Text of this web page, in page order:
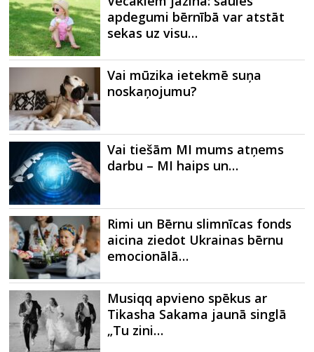
apdegumi bērnībā var atstāt
sekas uz visu…
Vai mūzika ietekmē suņa
noskaņojumu?
Vai tiešām MI mums atņems
darbu – MI haips un…
Rimi un Bērnu slimnīcas fonds
aicina ziedot Ukrainas bērnu
emocionālā…
Musiqq apvieno spēkus ar
Tikasha Sakama jaunā singlā
„Tu zini…